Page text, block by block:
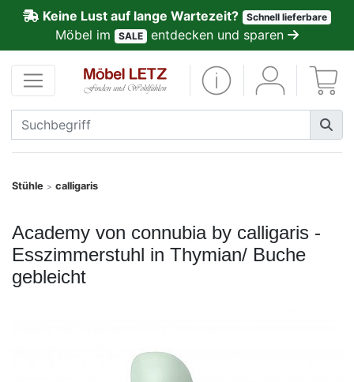
Keine Lust auf lange Wartezeit? Schnell lieferbare
Möbel im SALE entdecken und sparen
Stühle > calligaris
Academy von connubia by calligaris -
Esszimmerstuhl in Thymian/ Buche
gebleicht
Kundenmeinungen
Anmelden
PREMIUM
Schnell
SALE